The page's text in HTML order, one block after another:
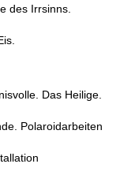
des Irrsinns.
Das Heilige.
Polaroidarbeiten